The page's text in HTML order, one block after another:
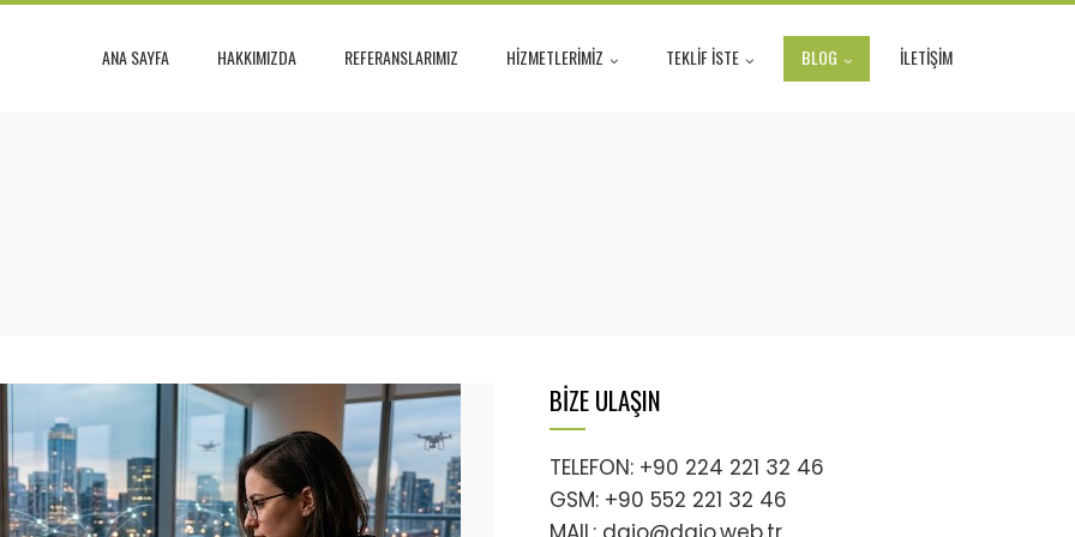
ANA SAYFA HAKKIMIZDA REFERANSLARIMIZ HİZMETLERİMİZ TEKLİF İSTE BLOG İLETİŞİM
BİZE ULAŞIN
TELEFON: +90 224 221 32 46
GSM: +90 552 221 32 46